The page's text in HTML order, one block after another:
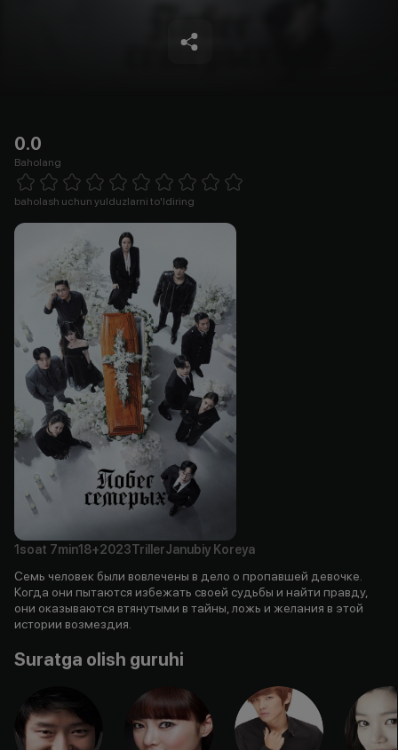
0.0
Baholang
1 Star 2 Stars 3 Stars 4 Stars5 Stars 6 Stars7 Stars8 Stars
baholash uchun yulduzlarni to'ldiring
1soat 7min18+2023TrillerJanubiy Koreya
Семь человек были вовлечены в дело о пропавшей девочке.
Когда они пытаются избежать своей судьбы и найти правду,
они оказываются втянутыми в тайны, ложь и желания в этой
истории возмездия.
Suratga olish guruhi